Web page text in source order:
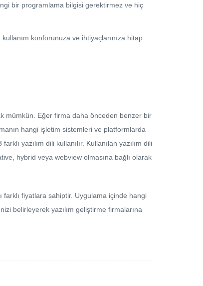
bir programlama bilgisi gerektirmez ve hiç
konforunuza ve ihtiyaçlarınıza hitap
mümkün. Eğer firma daha önceden benzer bir
hangi işletim sistemleri ve platformlarda
yazılım dili kullanılır. Kullanılan yazılım dili
hybrid veya webview olmasına bağlı olarak
farklı fiyatlara sahiptir. Uygulama içinde hangi
belirleyerek yazılım geliştirme firmalarına